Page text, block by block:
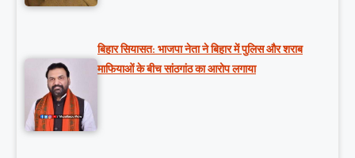
बिहार सियासत: भाजपा नेता ने बिहार में पुलिस और शराब
माफियाओं के बीच सांठगांठ का आरोप लगाया